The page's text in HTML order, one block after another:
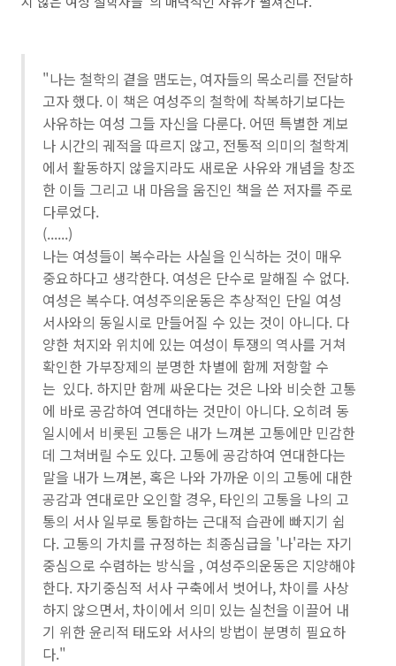
"나는 철학의 곁을 맴도는, 여자들의 목소리를 전달하
고자 했다. 이 책은 여성주의 철학에 착복하기보다는
사유하는 여성 그들 자신을 다룬다. 어떤 특별한 계보
나 시간의 궤적을 따르지 않고, 전통적 의미의 철학계
에서 활동하지 않을지라도 새로운 사유와 개념을 창조
한 이들 그리고 내 마음을 움진인 책을 쓴 저자를 주로
다루었다.
(......)
나는 여성들이 복수라는 사실을 인식하는 것이 매우
중요하다고 생각한다. 여성은 단수로 말해질 수 없다.
여성은 복수다. 여성주의운동은 추상적인 단일 여성
서사와의 동일시로 만들어질 수 있는 것이 아니다. 다
양한 처지와 위치에 있는 여성이 투쟁의 역사를 거쳐
확인한 가부장제의 분명한 차별에 함께 저항할 수
는 있다. 하지만 함께 싸운다는 것은 나와 비슷한 고통
에 바로 공감하여 연대하는 것만이 아니다. 오히려 동
일시에서 비롯된 고통은 내가 느껴본 고통에만 민감한
데 그쳐버릴 수도 있다. 고통에 공감하여 연대한다는
말을 내가 느껴본, 혹은 나와 가까운 이의 고통에 대한
공감과 연대로만 오인할 경우, 타인의 고통을 나의 고
통의 서사 일부로 통합하는 근대적 습관에 빠지기 쉽
다. 고통의 가치를 규정하는 최종심급을 '나'라는 자기
중심으로 수렴하는 방식을 , 여성주의운동은 지양해야
한다. 자기중심적 서사 구축에서 벗어나, 차이를 사상
하지 않으면서, 차이에서 의미 있는 실천을 이끌어 내
기 위한 윤리적 태도와 서사의 방법이 분명히 필요하
다."